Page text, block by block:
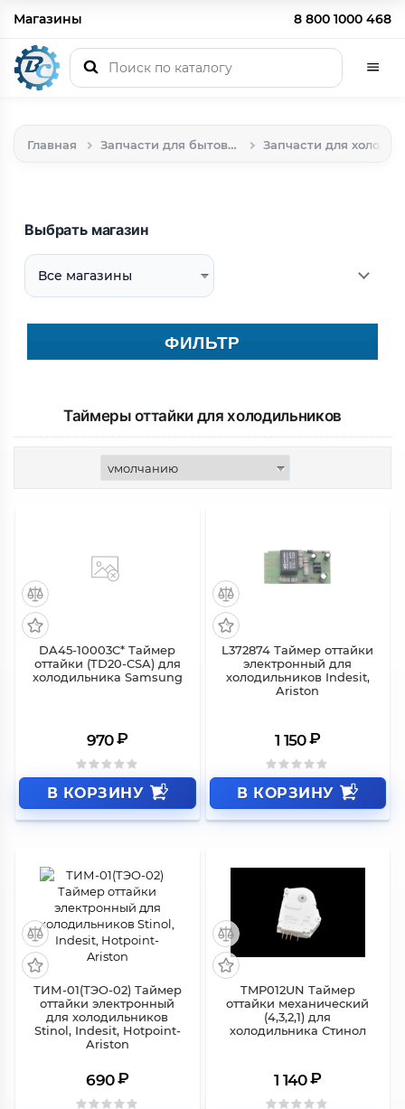
Магазины 8 800 1000 468
Главная Запчасти для бытовой техники
Выбрать магазин
ФИЛЬТР
Таймеры оттайки для холодильников
DA45-10003C* Таймер
оттайки (TD20-CSA) для
холодильника Samsung
970 ₽
В КОРЗИНУ
L372874 Таймер оттайки
электронный для
холодильников Indesit,
Ariston
1 150 ₽
В КОРЗИНУ
ТИМ-01(ТЭO-02) Таймер
оттайки электронный
для холодильников
Stinol, Indesit, Hotpoint-
Ariston
690 ₽
TMP012UN Таймер
оттайки механический
(4,3,2,1) для
холодильника Стинол
1 140 ₽